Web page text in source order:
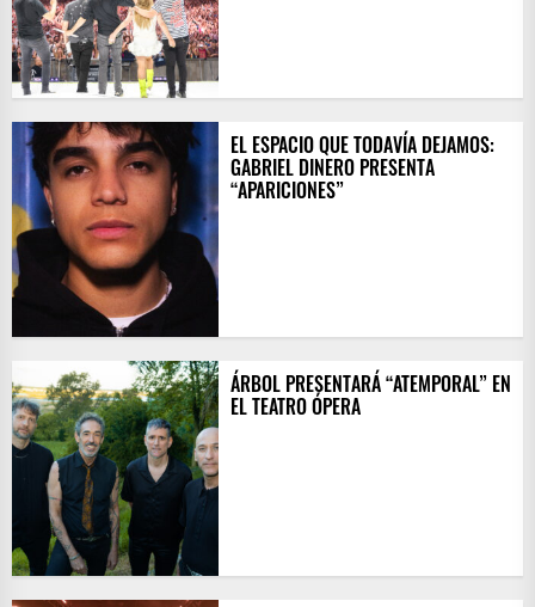
EL ESPACIO QUE TODAVÍA DEJAMOS:
GABRIEL DINERO PRESENTA
“APARICIONES”
ÁRBOL PRESENTARÁ “ATEMPORAL” EN
EL TEATRO ÓPERA